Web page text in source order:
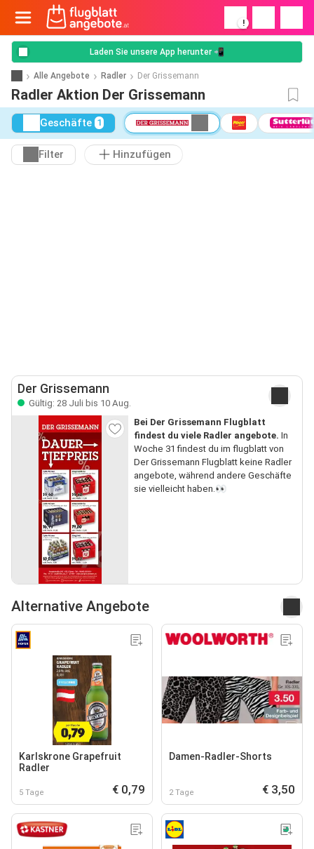
!
Laden Sie unsere App herunter 📲
Alle Angebote Radler Der Grissemann
Radler Aktion Der Grissemann
Geschäfte 1
Filter Hinzufügen
Der Grissemann
Gültig: 28 Juli bis 10 Aug.
Bei Der Grissemann Flugblatt
findest du viele Radler angebote. In
Woche 31 findest du im flugblatt von
Der Grissemann Flugblatt keine Radler
angebote, während andere Geschäfte
sie vielleicht haben.👀
Alternative Angebote
Karlskrone Grapefruit
Radler
5 Tage € 0,79
Damen-Radler-Shorts
2 Tage € 3,50